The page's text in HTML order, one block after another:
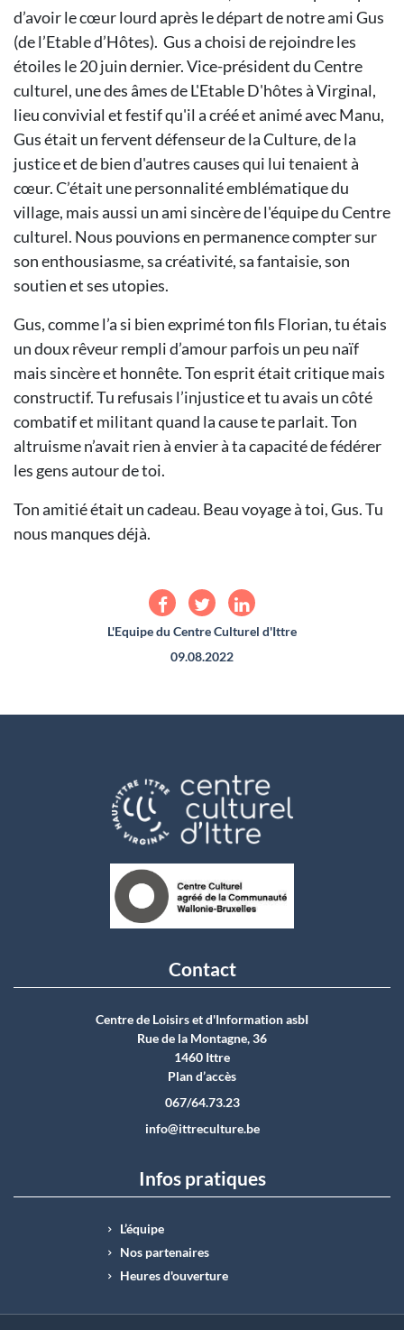
d’avoir le cœur lourd après le départ de notre ami Gus
(de l’Etable d’Hôtes). Gus a choisi de rejoindre les
étoiles le 20 juin dernier. Vice-président du Centre
culturel, une des âmes de L'Etable D'hôtes à Virginal,
lieu convivial et festif qu'il a créé et animé avec Manu,
Gus était un fervent défenseur de la Culture, de la
justice et de bien d'autres causes qui lui tenaient à
cœur. C’était une personnalité emblématique du
village, mais aussi un ami sincère de l'équipe du Centre
culturel. Nous pouvions en permanence compter sur
son enthousiasme, sa créativité, sa fantaisie, son
soutien et ses utopies.
Gus, comme l’a si bien exprimé ton fils Florian, tu étais
un doux rêveur rempli d’amour parfois un peu naïf
mais sincère et honnête. Ton esprit était critique mais
constructif. Tu refusais l’injustice et tu avais un côté
combatif et militant quand la cause te parlait. Ton
altruisme n’avait rien à envier à ta capacité de fédérer
les gens autour de toi.
Ton amitié était un cadeau. Beau voyage à toi, Gus. Tu
nous manques déjà.
L'Equipe du Centre Culturel d'Ittre
09.08.2022
Contact
Centre de Loisirs et d'Information asbI
Rue de la Montagne, 36
1460 Ittre
Plan d’accès
067/64.73.23
info@ittreculture.be
Infos pratiques
L’équipe
Nos partenaires
Heures d'ouverture